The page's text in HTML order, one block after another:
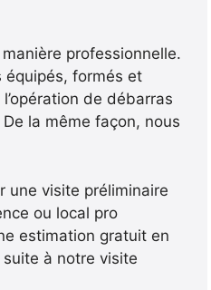
professionnelle.
équipés, formés et
de débarras
la même façon, nous
une visite préliminaire
ou local pro
estimation gratuit en
à notre visite